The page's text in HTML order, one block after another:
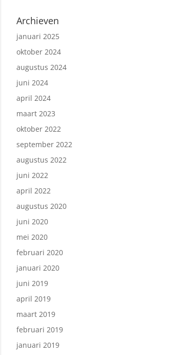
Archieven
januari 2025
oktober 2024
augustus 2024
juni 2024
april 2024
maart 2023
oktober 2022
september 2022
augustus 2022
juni 2022
april 2022
augustus 2020
juni 2020
mei 2020
februari 2020
januari 2020
juni 2019
april 2019
maart 2019
februari 2019
januari 2019